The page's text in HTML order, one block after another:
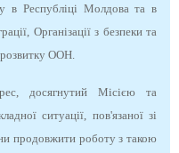
в Республіці Молдова та в
Організації з безпеки та
ООН.
досягнутий Місією та
ситуації, пов'язаної зі
продовжити роботу з такою